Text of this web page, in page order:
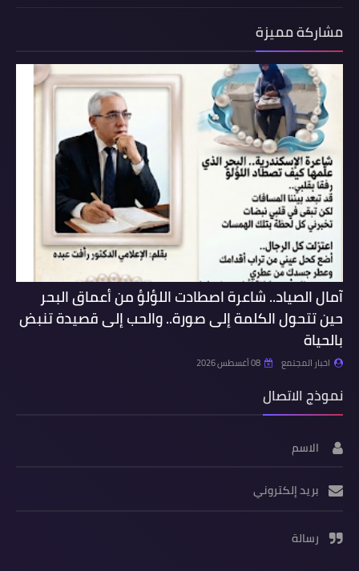
مشاركة مميزة
آمال الصياد.. شاعرة اصطادت اللؤلؤ من أعماق البحر
حين تتحول الكلمة إلى صورة.. والحب إلى قصيدة تنبض
بالحياة
اخبار المجتمع 08 أغسطس 2026
نموذج الاتصال
الاسم
بريد إلكتروني
رسالة